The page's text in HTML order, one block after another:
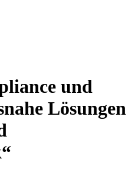
und
Lösungen